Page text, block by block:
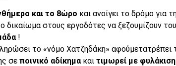
και το 8ώρο και ανοίγει το δρόμο για
δικαίωμα στους εργοδότες να ξεζουμίζουν
!
το «νόμο Χατζηδάκη» αφούμετατρέπει
σε ποινικό αδίκημακαι τιμωρεί με